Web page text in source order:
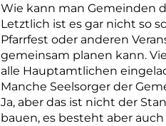
Wie kann man Gemeinden
Letztlich ist es gar nicht so
Pfarrfest oder anderen
gemeinsam planen kann.
alle Hauptamtlichen
Manche Seelsorger der
Ja, aber das ist nicht der
bauen, es besteht aber